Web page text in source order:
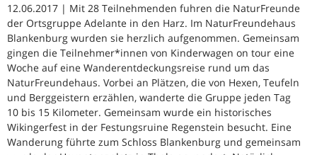
12.06.2017 | Mit 28 Teilnehmenden fuhren die NaturFreunde
der Ortsgruppe Adelante in den Harz. Im NaturFreundehaus
Blankenburg wurden sie herzlich aufgenommen. Gemeinsam
gingen die Teilnehmer*innen von Kinderwagen on tour eine
Woche auf eine Wanderentdeckungsreise rund um das
NaturFreundehaus. Vorbei an Plätzen, die von Hexen, Teufeln
und Berggeistern erzählen, wanderte die Gruppe jeden Tag
10 bis 15 Kilometer. Gemeinsam wurde ein historisches
Wikingerfest in der Festungsruine Regenstein besucht. Eine
Wanderung führte zum Schloss Blankenburg und gemeinsam